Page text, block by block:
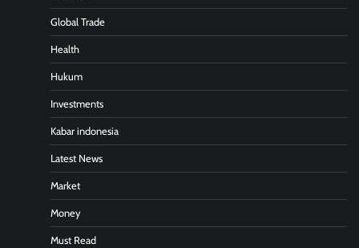
Global Trade
Health
Hukum
Investments
Kabar indonesia
Latest News
Market
Money
Must Read